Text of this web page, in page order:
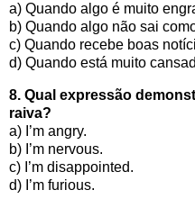
a) Quando algo é muito
b) Quando algo não sai
c) Quando recebe boas
d) Quando está muito
8. Qual expressão
raiva?
a) I’m angry.
b) I’m nervous.
c) I’m disappointed.
d) I’m furious.